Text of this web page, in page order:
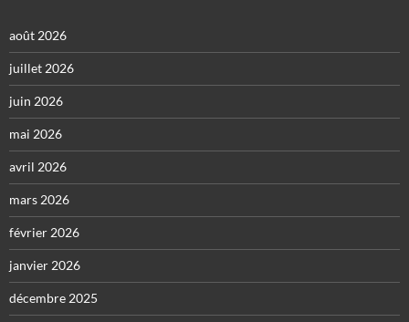
août 2026
juillet 2026
juin 2026
mai 2026
avril 2026
mars 2026
février 2026
janvier 2026
décembre 2025